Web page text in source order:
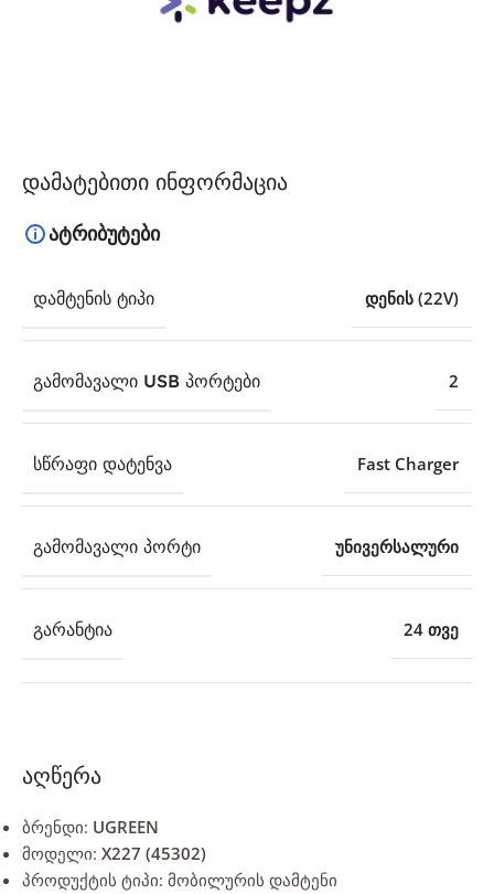
აღწერა
ბრენდი: UGREEN
მოდელი: X227 (45302)
პროდუქტის ტიპი: მობილურის დამტენი
დამატებითი ინფორმაცია
ატრიბუტები
ᲓᲐᲛᲢᲔᲜᲘᲡ ᲢᲘᲞᲘ დენის (22V)
ᲒᲐᲛᲝᲛᲐᲕᲐᲚᲘ USB ᲞᲝᲠᲢᲔᲑᲘ 2
ᲡᲬᲠᲐᲤᲘ ᲓᲐᲢᲔᲜᲕᲐ Fast Charger
ᲒᲐᲛᲝᲛᲐᲕᲐᲚᲘ ᲞᲝᲠᲢᲘ უნივერსალური
ᲒᲐᲠᲐᲜᲢᲘᲐ 24 თვე